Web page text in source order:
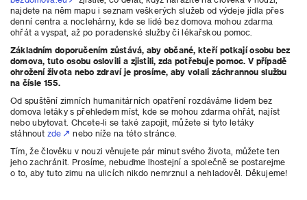
najdete na něm mapu i seznam veškerých služeb od výdeje jídla přes
denní centra a noclehárny, kde se lidé bez domova mohou zdarma
ohřát a vyspat, až po poradenské služby či lékařskou pomoc.
Základním doporučením zůstává, aby občané, kteří potkají osobu bez
domova, tuto osobu oslovili a zjistili, zda potřebuje pomoc. V případě
ohrožení života nebo zdraví je prosíme, aby volali záchrannou službu
na čísle 155.
​Od spuštění zimních humanitárních opatření rozdáváme lidem bez
domova letáky s přehledem míst, kde se mohou zdarma ohřát, najíst
nebo ubytovat. Chcete-li se také zapojit, můžete si tyto letáky
stáhnoutzde
nebo níže na této stránce.
​Tím, že člověku v nouzi věnujete pár minut svého života, můžete ten
jeho zachránit. Prosíme, nebuďme lhostejní a společně se postarejme
o to, aby tuto zimu na ulicích nikdo nemrznul a nehladověl. Děkujeme!